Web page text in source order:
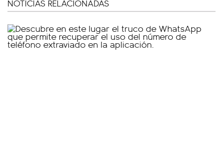
NOTICIAS RELACIONADAS